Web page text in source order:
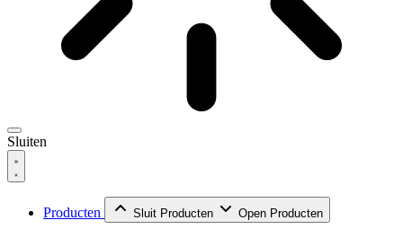
Sluiten
Producten Sluit Producten Open Producten